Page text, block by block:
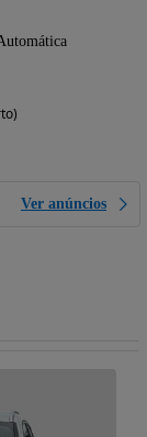
Ver anúncios